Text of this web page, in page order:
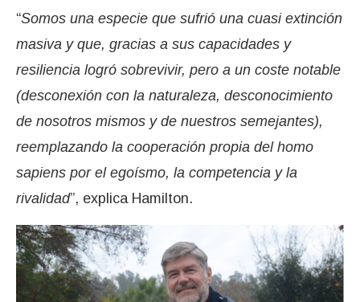
“Somos una especie que sufrió una cuasi extinción
masiva y que, gracias a sus capacidades y
resiliencia logró sobrevivir, pero a un coste notable
(desconexión con la naturaleza, desconocimiento
de nosotros mismos y de nuestros semejantes),
reemplazando la cooperación propia del homo
sapiens por el egoísmo, la competencia y la
rivalidad”, explica Hamilton.